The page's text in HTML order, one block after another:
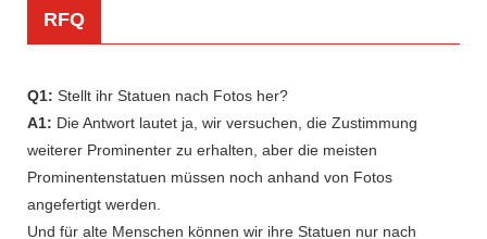
RFQ
Q1: Stellt ihr Statuen nach Fotos her?
A1: Die Antwort lautet ja, wir versuchen, die Zustimmung
weiterer Prominenter zu erhalten, aber die meisten
Prominentenstatuen müssen noch anhand von Fotos
angefertigt werden.
Und für alte Menschen können wir ihre Statuen nur nach